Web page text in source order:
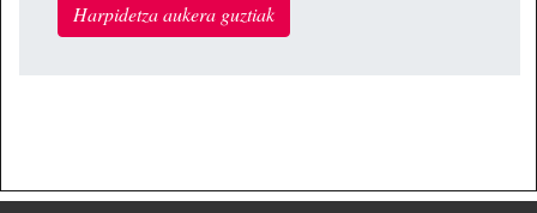
Harpidetza aukera guztiak